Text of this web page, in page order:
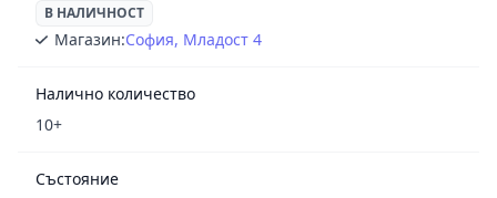
В НАЛИЧНОСТ
Магазин:София, Младост 4
Налично количество
10+
Състояние